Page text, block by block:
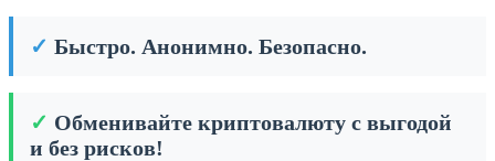
✓ Быстро. Анонимно. Безопасно.
✓ Обменивайте криптовалюту с выгодой
и без рисков!